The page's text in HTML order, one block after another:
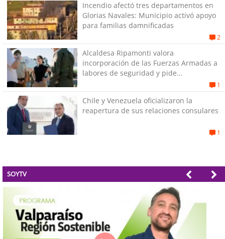
Incendio afectó tres departamentos en
Glorias Navales: Municipio activó apoyo
para familias damnificadas
2
Alcaldesa Ripamonti valora
incorporación de las Fuerzas Armadas a
labores de seguridad y pide
1
Chile y Venezuela oficializaron la
reapertura de sus relaciones consulares
1
SOYTV